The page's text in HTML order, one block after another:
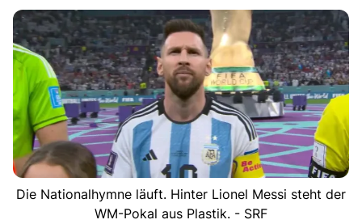
Die Nationalhymne läuft. Hinter Lionel Messi steht der
WM-Pokal aus Plastik. - SRF